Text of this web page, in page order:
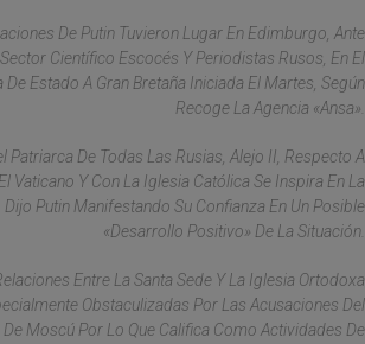
De Putin Tuvieron Lugar En Edimburgo, Ante
Científico Escocés Y Periodistas Rusos, En El
De Estado A Gran Bretaña Iniciada El Martes, Según
Recoge La Agencia «Ansa».
Patriarca De Todas Las Rusias, Alejo II, Respecto A
Vaticano Y Con La Iglesia Católica Se Inspira En La
Dijo Putin Manifestando Su Confianza En Un Posible
«desarrollo Positivo» De La Situación.
Entre La Santa Sede Y La Iglesia Ortodoxa
Obstaculizadas Por Las Acusaciones Del
Moscú Por Lo Que Califica Como Actividades De